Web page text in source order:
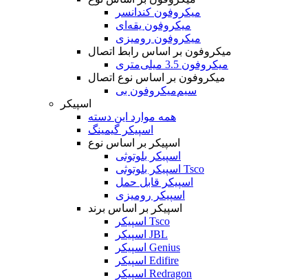
میکروفون کندانسر
میکروفون یقه‌ای
میکروفون رومیزی
میکروفون بر اساس رابط اتصال
میکروفون 3.5 میلی‌متری
میکروفون بر اساس نوع اتصال
میکروفون بی‌‎سیم
اسپیکر
همه موارد این دسته
اسپیکر گیمینگ
اسپیکر بر اساس نوع
اسپیکر بلوتوثی
اسپیکر بلوتوثی Tsco
اسپیکر قابل حمل
اسپیکر رومیزی
اسپیکر بر اساس برند
اسپیکر Tsco
اسپیکر JBL
اسپیکر Genius
اسپیکر Edifire
اسپیکر Redragon